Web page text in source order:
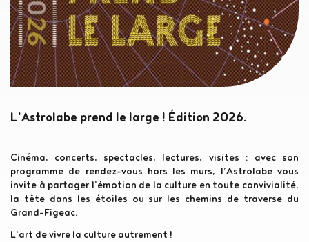
L'Astrolabe prend le large ! Édition 2026.
Cinéma, concerts, spectacles, lectures, visites : avec son
programme de rendez-vous hors les murs, l’Astrolabe vous
invite à partager l’émotion de la culture en toute convivialité,
la tête dans les étoiles ou sur les chemins de traverse du
Grand-Figeac.
L'art de vivre la culture autrement !